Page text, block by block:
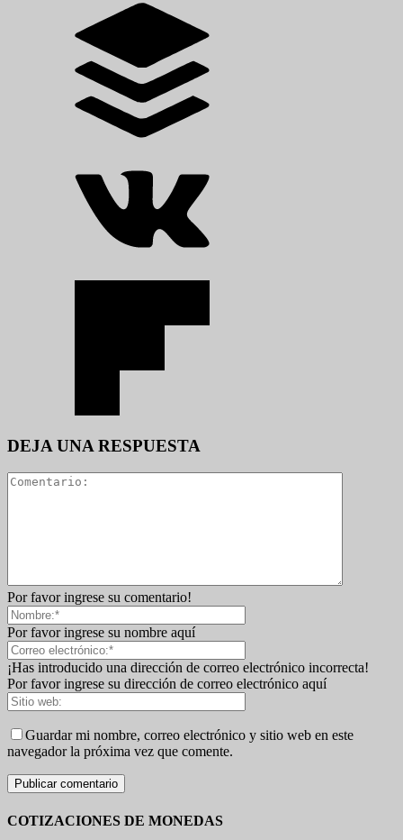
DEJA UNA RESPUESTA
Por favor ingrese su comentario!
Por favor ingrese su nombre aquí
¡Has introducido una dirección de correo electrónico incorrecta!
Por favor ingrese su dirección de correo electrónico aquí
Guardar mi nombre, correo electrónico y sitio web en este
navegador la próxima vez que comente.
COTIZACIONES DE MONEDAS